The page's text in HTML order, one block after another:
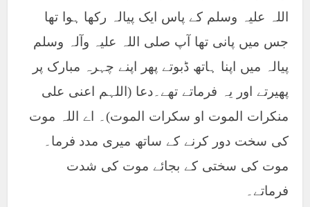
اللہ علیہ وسلم کے پاس ایک پیالہ رکھا ہوا تھا
جس میں پانی تھا آپ صلی اللہ علیہ وآلہ وسلم
پیالہ میں اپنا ہاتھ ڈبوتے پھر اپنے چہرہ مبارک پر
پھیرتے اور یہ فرماتے تھے۔دعا (اللہم اعنی علی
منکرات الموت او سکرات الموت)۔ اے اللہ موت
کی سخت دور کرنے کے ساتھ میری مدد فرما۔
موت کی سختی کے بجائے موت کی شدت
فرماتے۔